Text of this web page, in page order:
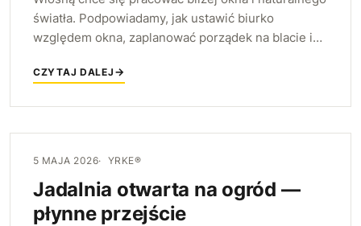
światła. Podpowiadamy, jak ustawić biurko
względem okna, zaplanować porządek na blacie i
pracy.
CZYTAJ DALEJ
5 MAJA 2026 YRKE®
Jadalnia otwarta na ogród —
płynne przejście